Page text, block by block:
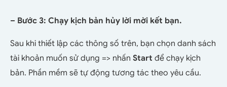
– Bước 3: Chạy kịch bản hủy lời mời kết bạn.
Sau khi thiết lập các thông số trên, bạn chọn danh sách
tài khoản muốn sử dụng => nhấn Start để chạy kịch
bản. Phần mềm sẽ tự động tương tác theo yêu cầu.